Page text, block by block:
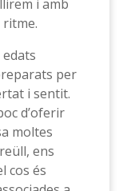
i amb
ritme.
per
i sentit.
d’oferir
moltes
ens
cos és